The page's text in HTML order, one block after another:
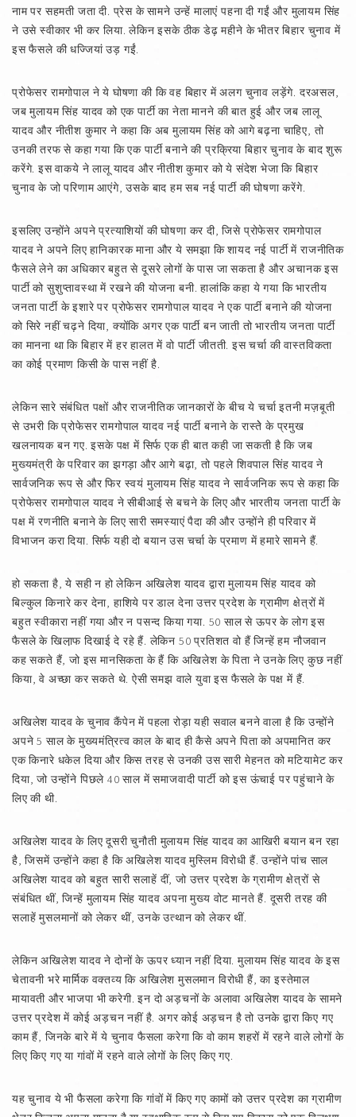
नाम पर सहमती जता दी. प्रेस के सामने उन्हें मालाएं पहना दी गईं और मुलायम सिंह
ने उसे स्वीकार भी कर लिया. लेकिन इसके ठीक डेढ़ महीने के भीतर बिहार चुनाव में
इस फैसले की धज्जियां उड़ गईं.
प्रोफेसर रामगोपाल ने ये घोषणा की कि वह बिहार में अलग चुनाव लड़ेंगे. दरअसल,
जब मुलायम सिंह यादव को एक पार्टी का नेता मानने की बात हुई और जब लालू
यादव और नीतीश कुमार ने कहा कि अब मुलायम सिंह को आगे बढ़ना चाहिए, तो
उनकी तरफ से कहा गया कि एक पार्टी बनाने की प्रक्रिया बिहार चुनाव के बाद शुरू
करेंगे. इस वाकये ने लालू यादव और नीतीश कुमार को ये संदेश भेजा कि बिहार
चुनाव के जो परिणाम आएंगे, उसके बाद हम सब नई पार्टी की घोषणा करेंगे.
इसलिए उन्होंने अपने प्रत्याशियों की घोषणा कर दी, जिसे प्रोफेसर रामगोपाल
यादव ने अपने लिए हानिकारक माना और ये समझा कि शायद नई पार्टी में राजनीतिक
फैसले लेने का अधिकार बहुत से दूसरे लोगों के पास जा सकता है और अचानक इस
पार्टी को सुशुप्तावस्था में रखने की योजना बनी. हालांकि कहा ये गया कि भारतीय
जनता पार्टी के इशारे पर प्रोफेसर रामगोपाल यादव ने एक पार्टी बनाने की योजना
को सिरे नहीं चढ़ने दिया, क्योंकि अगर एक पार्टी बन जाती तो भारतीय जनता पार्टी
का मानना था कि बिहार में हर हालत में वो पार्टी जीतती. इस चर्चा की वास्तविकता
का कोई प्रमाण किसी के पास नहीं है.
लेकिन सारे संबंधित पक्षों और राजनीतिक जानकारों के बीच ये चर्चा इतनी मज़बूती
से उभरी कि प्रोफेसर रामगोपाल यादव नई पार्टी बनाने के रास्तेे के प्रमुख
खलनायक बन गए. इसके पक्ष में सिर्फ एक ही बात कही जा सकती है कि जब
मुख्यमंत्री के परिवार का झगड़ा और आगे बढ़ा, तो पहले शिवपाल सिंह यादव ने
सार्वजनिक रूप से और फिर स्वयं मुलायम सिंह यादव ने सार्वजनिक रूप से कहा कि
प्रोफेसर रामगोपाल यादव ने सीबीआई से बचने के लिए और भारतीय जनता पार्टी के
पक्ष में रणनीति बनाने के लिए सारी समस्याएं पैदा की और उन्होंने ही परिवार में
विभाजन करा दिया. सिर्फ यही दो बयान उस चर्चा के प्रमाण में हमारे सामने हैं.
हो सकता है, ये सही न हो लेकिन अखिलेश यादव द्वारा मुलायम सिंह यादव को
बिल्कुल किनारे कर देना, हाशिये पर डाल देना उत्तर प्रदेश के ग्रामीण क्षेत्रों में
बहुत स्वीकारा नहीं गया और न पसन्द किया गया. 50 साल से ऊपर के लोग इस
फैसले के खिला़फ दिखाई दे रहे हैं. लेकिन 50 प्रतिशत वो हैं जिन्हें हम नौजवान
कह सकते हैं, जो इस मानसिकता के हैं कि अखिलेश के पिता ने उनके लिए कुछ नहीं
किया, वे अच्छा कर सकते थे. ऐसी समझ वाले युवा इस फैसले के पक्ष में हैं.
अखिलेश यादव के चुनाव कैंपेन में पहला रोड़ा यही सवाल बनने वाला है कि उन्होंने
अपने 5 साल के मुख्यमंत्रित्व काल के बाद ही कैसे अपने पिता को अपमानित कर
एक किनारे धकेल दिया और किस तरह से उनकी उस सारी मेहनत को मटियामेट कर
दिया, जो उन्होंने पिछले 40 साल में समाजवादी पार्टी को इस ऊंचाई पर पहुंचाने के
लिए की थी.
अखिलेश यादव के लिए दूसरी चुनौती मुलायम सिंह यादव का आखिरी बयान बन रहा
है, जिसमें उन्होंने कहा है कि अखिलेश यादव मुस्लिम विरोधी हैं. उन्होंने पांच साल
अखिलेश यादव को बहुत सारी सलाहें दीं, जो उत्तर प्रदेश के ग्रामीण क्षेत्रों से
संबंधित थीं, जिन्हें मुलायम सिंह यादव अपना मुख्य वोट मानते हैं. दूसरी तरह की
सलाहें मुसलमानों को लेकर थीं, उनके उत्थान को लेकर थीं.
लेकिन अखिलेश यादव ने दोनों के ऊपर ध्यान नहीं दिया. मुलायम सिंह यादव के इस
चेतावनी भरे मार्मिक वक्तव्य कि अखिलेश मुसलमान विरोधी हैं, का इस्तेमाल
मायावती और भाजपा भी करेगी. इन दो अड़चनों के अलावा अखिलेश यादव के सामने
उत्तर प्रदेश में कोई अड़चन नहीं है. अगर कोई अड़चन है तो उनके द्वारा किए गए
काम हैं, जिनके बारे में ये चुनाव फैसला करेगा कि वो काम शहरों में रहने वाले लोगों के
लिए किए गए या गांवों में रहने वाले लोगों के लिए किए गए.
यह चुनाव ये भी फैसला करेगा कि गांवों में किए गए कामों को उत्तर प्रदेश का ग्रामीण